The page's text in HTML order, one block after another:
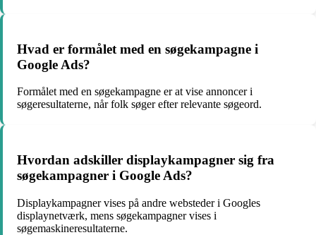
Hvad er formålet med en søgekampagne i
Google Ads?
Formålet med en søgekampagne er at vise annoncer i
søgeresultaterne, når folk søger efter relevante søgeord.
Hvordan adskiller displaykampagner sig fra
søgekampagner i Google Ads?
Displaykampagner vises på andre websteder i Googles
displaynetværk, mens søgekampagner vises i
søgemaskineresultaterne.